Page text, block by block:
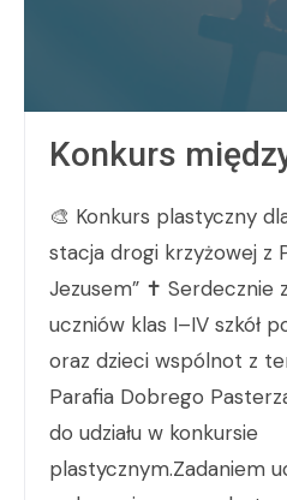
Konkurs
🎨 Konkurs plastyczny
stacja drogi krzyżowej z
Jezusem” ✝️ Serdecznie
uczniów klas I–IV szkół
oraz dzieci wspólnot z
Parafia Dobrego
do udziału w konkursie
plastycznym.Zadaniem